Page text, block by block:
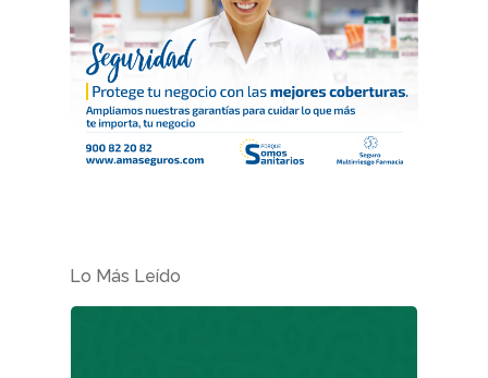
Lo Más Leído